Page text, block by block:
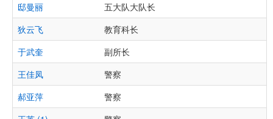
邸曼丽
五大队大队长
狄云飞
教育科长
于武奎
副所长
王佳凤
警察
郝亚萍
警察